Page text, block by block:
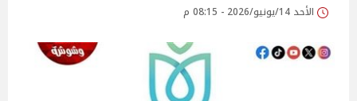
الأحد 14/يونيو/2026 - 08:15 م